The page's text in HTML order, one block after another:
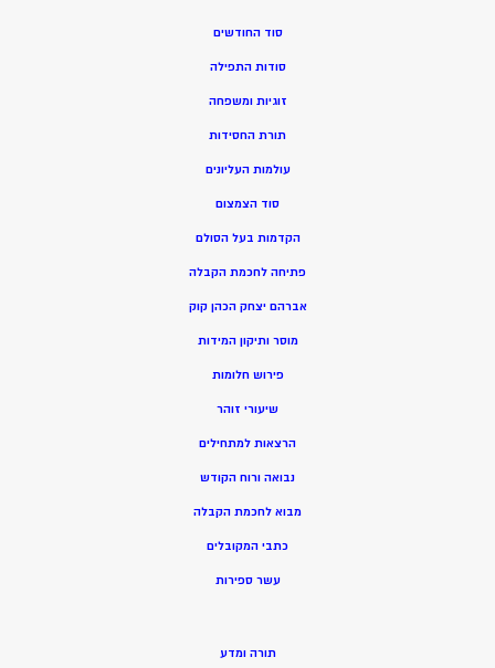
סוד החודשים
סודות התפילה
זוגיות ומשפחה
תורת החסידות
עולמות העליונים
סוד הצמצום
הקדמות בעל הסולם
פתיחה לחכמת הקבלה
אברהם יצחק הכהן קוק
מוסר ותיקון המידות
פירוש חלומות
שיעורי זוהר
הרצאות למתחילים
נבואה ורוח הקודש
מבוא לחכמת הקבלה
כתבי המקובלים
עשר ספירות
תורה ומדע